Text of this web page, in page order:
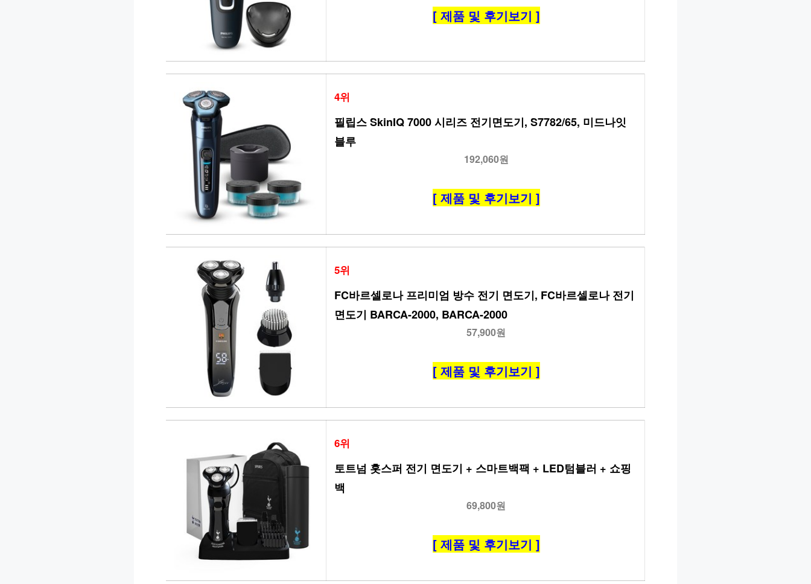
[ 제품 및 후기보기 ]
4위
필립스 SkinIQ 7000 시리즈 전기면도기, S7782/65, 미드나잇
블루
192,060원
[ 제품 및 후기보기 ]
5위
FC바르셀로나 프리미엄 방수 전기 면도기, FC바르셀로나 전기
면도기 BARCA-2000, BARCA-2000
57,900원
[ 제품 및 후기보기 ]
6위
토트넘 홋스퍼 전기 면도기 + 스마트백팩 + LED텀블러 + 쇼핑
백
69,800원
[ 제품 및 후기보기 ]